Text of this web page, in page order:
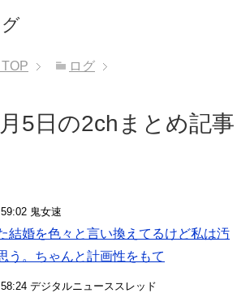
TOP ログ
5日の2chまとめ記事
鬼女速
結婚を色々と言い換えてるけど私は汚
う。ちゃんと計画性をもて
デジタルニューススレッド